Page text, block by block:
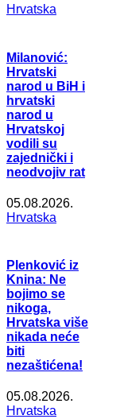
Hrvatska
Milanović:
Hrvatski
narod u BiH i
hrvatski
narod u
Hrvatskoj
vodili su
zajednički i
neodvojiv rat
05.08.2026.
Hrvatska
Plenković iz
Knina: Ne
bojimo se
nikoga,
Hrvatska više
nikada neće
biti
nezaštićena!
05.08.2026.
Hrvatska